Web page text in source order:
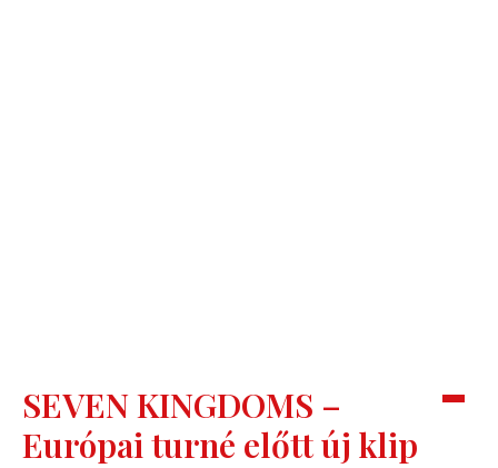
SEVEN KINGDOMS –
Európai turné előtt új klip